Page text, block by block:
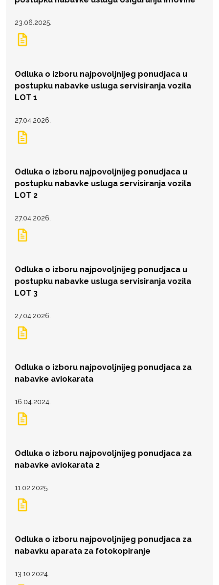
23.06.2025.
Odluka o izboru najpovoljnijeg ponudjaca u
postupku nabavke usluga servisiranja vozila
LOT 1
27.04.2026.
Odluka o izboru najpovoljnijeg ponudjaca u
postupku nabavke usluga servisiranja vozila
LOT 2
27.04.2026.
Odluka o izboru najpovoljnijeg ponudjaca u
postupku nabavke usluga servisiranja vozila
LOT 3
27.04.2026.
Odluka o izboru najpovoljnijeg ponudjaca za
nabavke aviokarata
16.04.2024.
Odluka o izboru najpovoljnijeg ponudjaca za
nabavke aviokarata 2
11.02.2025.
Odluka o izboru najpovoljnijeg ponudjaca za
nabavku aparata za fotokopiranje
13.10.2024.